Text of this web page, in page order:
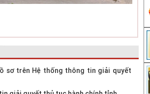
sơ trên Hệ thống thông tin giải quyết